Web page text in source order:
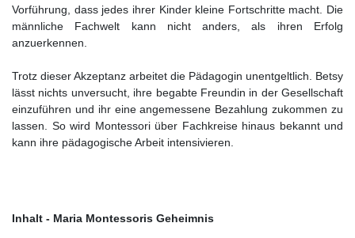
Vorführung, dass jedes ihrer Kinder kleine Fortschritte macht. Die
männliche Fachwelt kann nicht anders, als ihren Erfolg
anzuerkennen.
Trotz dieser Akzeptanz arbeitet die Pädagogin unentgeltlich. Betsy
lässt nichts unversucht, ihre begabte Freundin in der Gesellschaft
einzuführen und ihr eine angemessene Bezahlung zukommen zu
lassen. So wird Montessori über Fachkreise hinaus bekannt und
kann ihre pädagogische Arbeit intensivieren.
Inhalt - Maria Montessoris Geheimnis